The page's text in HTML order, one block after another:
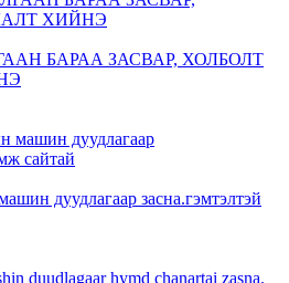
БАРАА ЗАСВАР, ХОЛБОЛТ
дуудлагаар засна.гэмтэлтэй